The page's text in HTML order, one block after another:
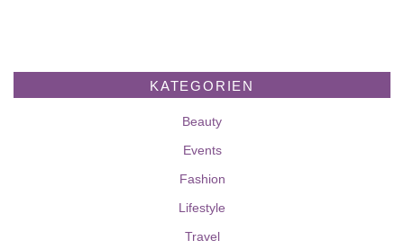
KATEGORIEN
Beauty
Events
Fashion
Lifestyle
Travel